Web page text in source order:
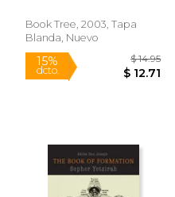
Book Tree, 2003, Tapa
Blanda, Nuevo